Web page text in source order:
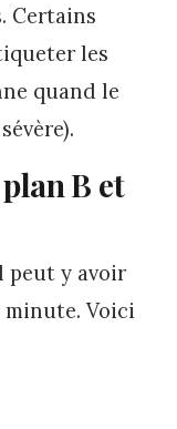
Certains
les
quand le
B et
peut y avoir
Voici